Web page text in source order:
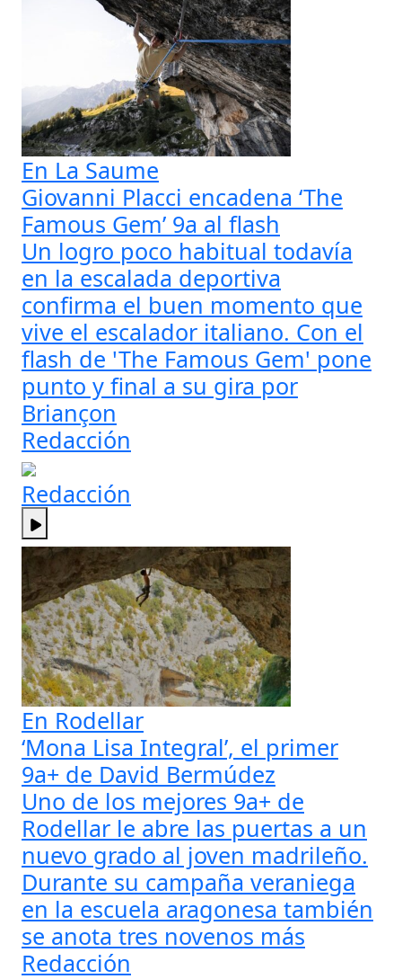
En La Saume
Giovanni Placci encadena ‘The
Famous Gem’ 9a al flash
Un logro poco habitual todavía
en la escalada deportiva
confirma el buen momento que
vive el escalador italiano. Con el
flash de 'The Famous Gem' pone
punto y final a su gira por
Briançon
Redacción
Redacción
En Rodellar
‘Mona Lisa Integral’, el primer
9a+ de David Bermúdez
Uno de los mejores 9a+ de
Rodellar le abre las puertas a un
nuevo grado al joven madrileño.
Durante su campaña veraniega
en la escuela aragonesa también
se anota tres novenos más
Redacción